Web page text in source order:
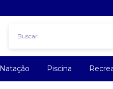
Natação Piscina